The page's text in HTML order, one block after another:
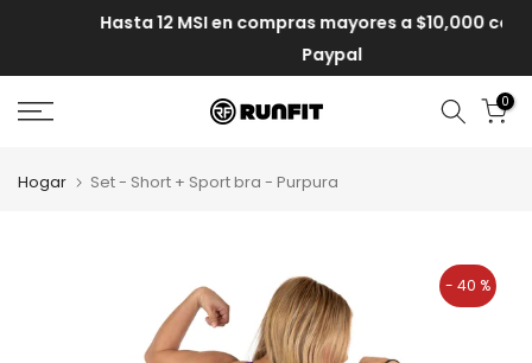
Hasta 12 MSI en compras mayores a $10,000 con MP y
0
Hogar Set - Short + Sport bra - Purpura
- 40 %